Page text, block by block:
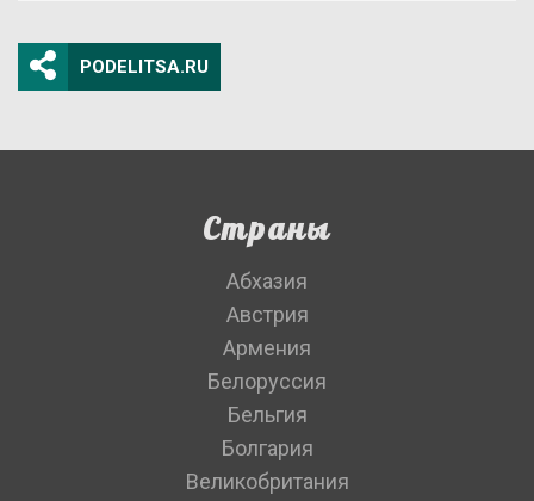
PODELITSA.RU
Страны
Абхазия
Австрия
Армения
Белоруссия
Бельгия
Болгария
Великобритания